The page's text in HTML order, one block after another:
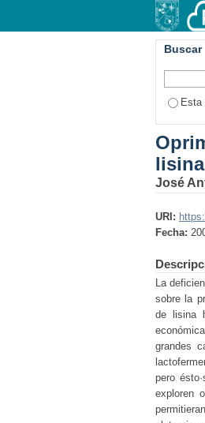
Buscar
Esta
José
URI:
Fecha:
La
sobre la
de lisina
grandes
pero
exploren